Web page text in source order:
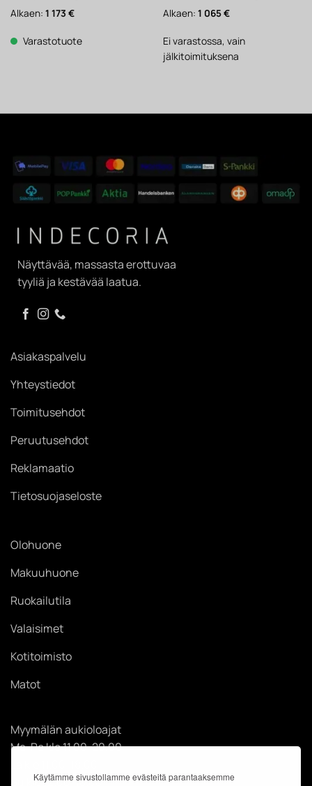
Käytämme sivustollamme evästeitä parantaaksemme
Alkaen: 1 173 €
Varastotuote
Alkaen: 1 065€
Ei varastossa, vain
jälkitoimituksena
Näyttävää, massasta erottuvaa
tyyliä ja kestävää laatua.
Asiakaspalvelu
Yhteystiedot
Toimitusehdot
Peruutusehdot
Reklamaatio
Tietosuojaseloste
Olohuone
Makuuhuone
Ruokailutila
Valaisimet
Kotitoimisto
Matot
Myymälän aukioloajat
Ma-Pe klo 11.00-20.00
Su klo 12.00-18.00